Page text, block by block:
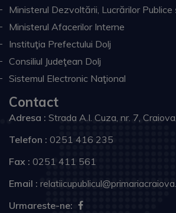
Ministerul Dezvoltării, Lucrărilor
Ministerul Afacerilor Interne
Instituţia Prefectului Dolj
Consiliul Judeţean Dolj
Sistemul Electronic Naţional
Contact
Adresa : Strada A.I. Cuza, nr. 7,
Telefon : 0251 416 235
Fax : 0251 411 561
Email :
Urmareste-ne: